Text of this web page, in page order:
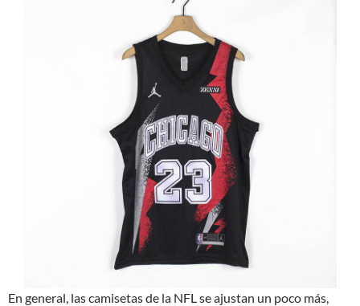
En general, las camisetas de la NFL se ajustan un poco más,